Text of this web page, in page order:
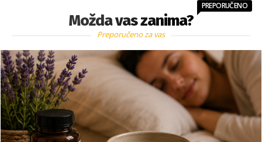
Možda vas zanima?
PREPORUČENO
Preporučeno za vas